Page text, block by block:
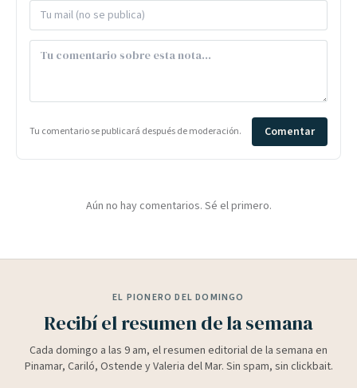
Tu comentario se publicará después de moderación. Comentar
Aún no hay comentarios. Sé el primero.
EL PIONERO DEL DOMINGO
Recibí el resumen de la semana
Cada domingo a las 9 am, el resumen editorial de la semana en
Pinamar, Cariló, Ostende y Valeria del Mar. Sin spam, sin clickbait.